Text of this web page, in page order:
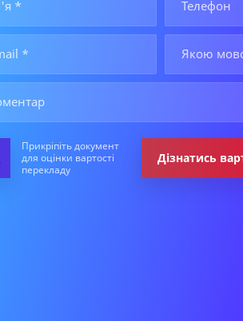
Прикріпіть документ
для оцінки вартості
перекладу
Дізнатись